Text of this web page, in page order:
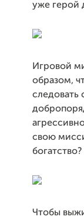
уже герой
Игровой
образом,
следовать
свою
Чтобы